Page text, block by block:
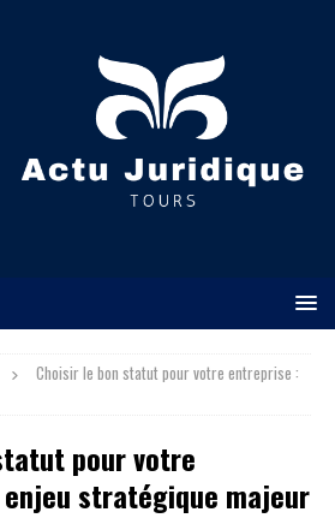
Choisir le bon statut pour votre entreprise :
pour votre
stratégique majeur